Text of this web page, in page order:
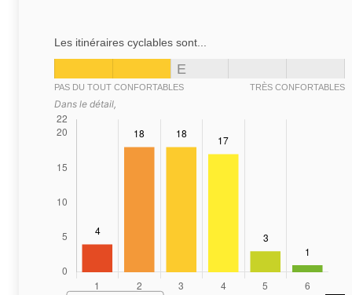
Les itinéraires cyclables sont...
E
PAS DU TOUT CONFORTABLES TRÈS CONFORTABLES
Dans le détail,